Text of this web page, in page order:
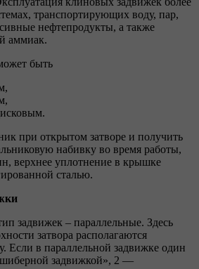
транспортирующих воду, пар,
нефтепродукты, а также
аммиак.
быть
при открытом затворе и получить
набивку во время работы,
верхнее уплотнение в крышке
сталью.
задвижек – параллельные. Здесь
затвора располагаются
Если в параллельной задвижке один
задвижкой», 2 —